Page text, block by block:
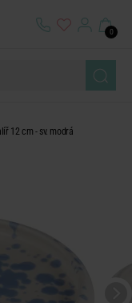
0
12 cm - sv. modrá